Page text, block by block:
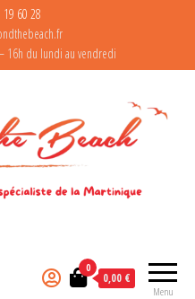
60 28
16h du lundi au vendredi
Menu
0
0,00 €